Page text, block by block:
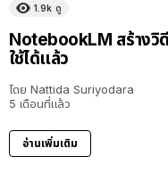
1.9k ดู
NotebookLM สร้างวิ
ใช้ได้แล้ว
โดย Nattida Suriyodara
5 เดือนที่แล้ว
อ่านเพิ่มเติม